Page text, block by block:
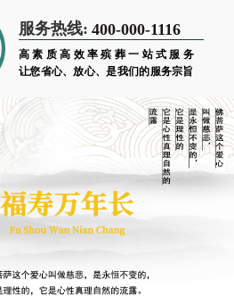
服务热线: 400-000-1116
高素质高效率殡葬一站式服务
让您省心、放心、是我们的服务宗旨